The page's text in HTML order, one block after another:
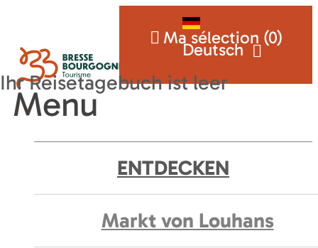
Deutsch
Ma sélection (0)
Menu
ENTDECKEN
Markt von Louhans